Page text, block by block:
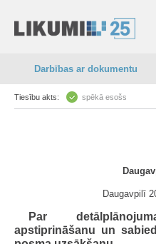
Darbības ar dokumentu
Tiesību akts: spēkā esošs
Daugavpilī
Par
apstiprināšanu un